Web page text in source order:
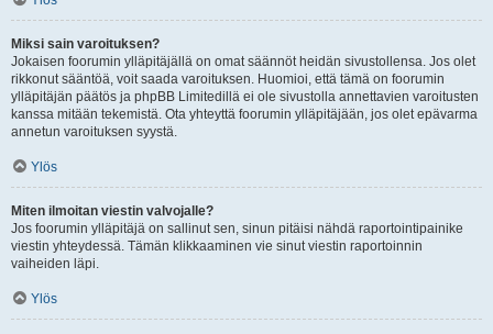
Miksi sain varoituksen?
Jokaisen foorumin ylläpitäjällä on omat säännöt heidän sivustollensa. Jos olet
rikkonut sääntöä, voit saada varoituksen. Huomioi, että tämä on foorumin
ylläpitäjän päätös ja phpBB Limitedillä ei ole sivustolla annettavien varoitusten
kanssa mitään tekemistä. Ota yhteyttä foorumin ylläpitäjään, jos olet epävarma
annetun varoituksen syystä.
Ylös
Miten ilmoitan viestin valvojalle?
Jos foorumin ylläpitäjä on sallinut sen, sinun pitäisi nähdä raportointipainike
viestin yhteydessä. Tämän klikkaaminen vie sinut viestin raportoinnin
vaiheiden läpi.
Ylös